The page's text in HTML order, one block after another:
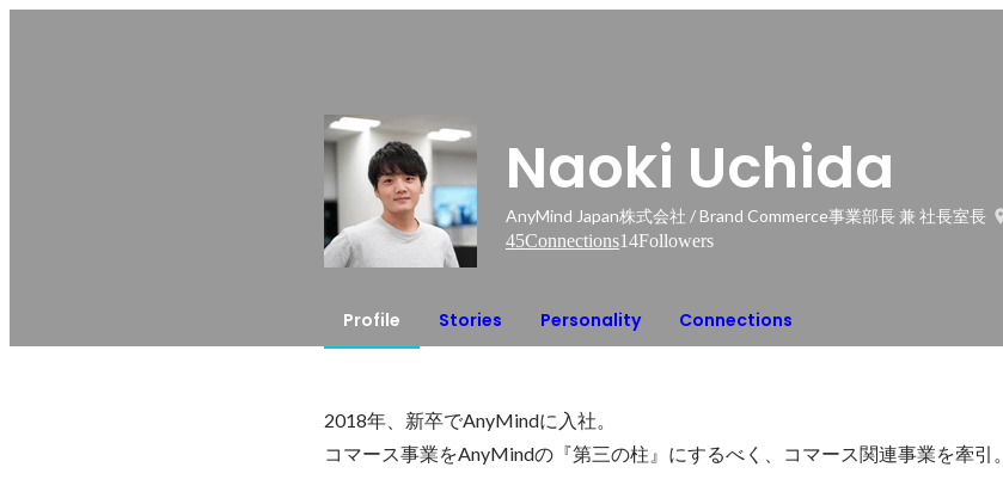
Naoki Uchida
AnyMind Japan株式会社 / Brand Commerce事業部長 兼 社長室長
45Connections14Followers
Profile Stories Personality Connections
2018年、新卒でAnyMindに入社。
コマース事業をAnyMindの『第三の柱』にするべく、コマース関連事業を牽引。